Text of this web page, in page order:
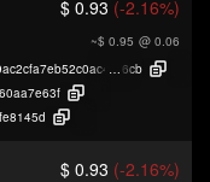
$ 0.93 (-2.16%)
~$ 0.95 @ 0.06
6cb
$ 0.93 (-2.16%)